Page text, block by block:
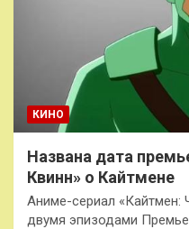
КИНО
Названа дата
Квинн» о Кайтмене
Аниме-сериал «Кайтмен:
двумя эпизодами